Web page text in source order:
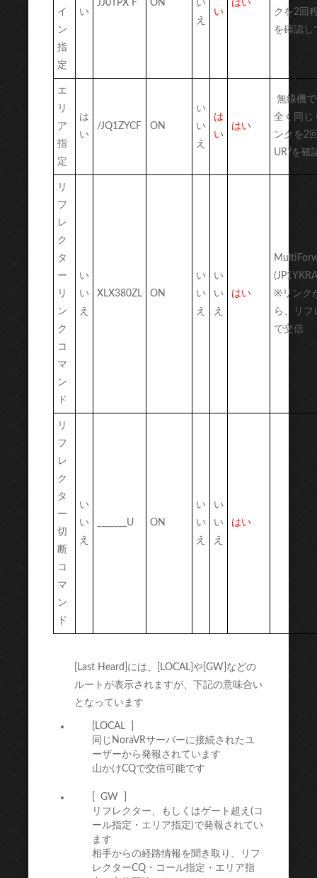
イ
ン
指
定
い
JJ0TPX F ON
い
え
い
はい
クを2回
を確認し
エ
リ
ア
指
定
は
い
/JQ1ZYCF ON
い
い
え
は
い
はい
無線機
全く同じ
ンクを2
UR?を確
リ
フ
レ
ク
タ
ー
リ
ン
ク
コ
マ
ン
ド
い
い
え
XLX380ZL ON
い
い
え
い
い
え
はい
※リンク
ら、リフ
で交信
リ
フ
レ
ク
タ
ー
切
断
コ
マ
ン
ド
い
い
え
_______U ON
い
い
え
い
い
え
はい
[Last Heard]には、[LOCAL]や[GW]などの
ルートが表示されますが、下記の意味合い
となっています
[LOCAL ]
同じNoraVRサーバーに接続されたユ
ーザーから発報されています
山かけCQで交信可能です
[ GW ]
リフレクター、もしくはゲート超え(コ
ール指定・エリア指定)で発報されてい
ます
相手からの経路情報を聞き取り、リフ
レクターCQ・コール指定・エリア指